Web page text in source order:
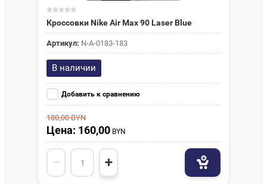
Кроссовки Nike Air Max 90 Laser Blue
Артикул: N-A-0183-183
В наличии
Добавить к сравнению
180,00BYN
Цена: 160,00 BYN
− +